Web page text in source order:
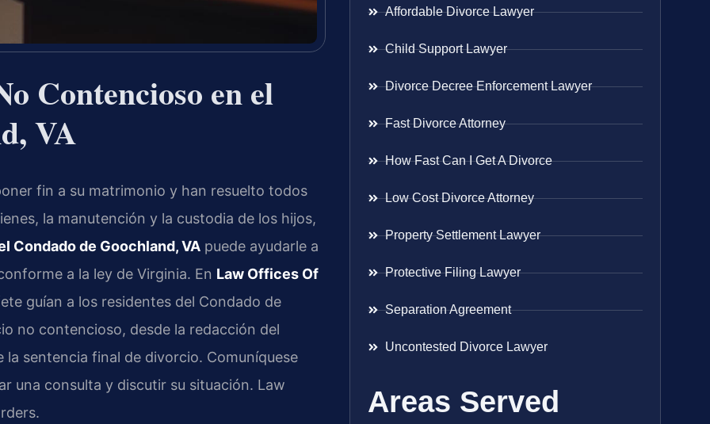
Contencioso en el
VA
fin a su matrimonio y han resuelto todos
la manutención y la custodia de los hijos,
Condado de Goochland, VA puede ayudarle a
a la ley de Virginia. En Law Offices Of
guían a los residentes del Condado de
no contencioso, desde la redacción del
sentencia final de divorcio. Comuníquese
una consulta y discutir su situación. Law
Affordable Divorce Lawyer
Child Support Lawyer
Divorce Decree Enforcement Lawyer
Fast Divorce Attorney
How Fast Can I Get A Divorce
Low Cost Divorce Attorney
Property Settlement Lawyer
Protective Filing Lawyer
Separation Agreement
Uncontested Divorce Lawyer
Areas Served